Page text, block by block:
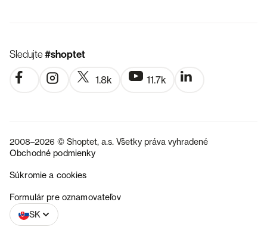
Sledujte#shoptet
1.8k 11.7k
2008–2026 © Shoptet, a.s. Všetky práva vyhradené
Obchodné podmienky
Súkromie a cookies
Formulár pre oznamovateľov
SK